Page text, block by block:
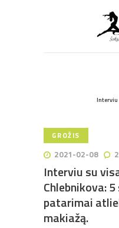
Interviu
ŠOKIO IR
ŠOKIŲ
VEIKLOS
APIE MUS
GROŽIS
2021-02-08 2
Interviu su
Chlebnikova:
patarimai
makiažą.